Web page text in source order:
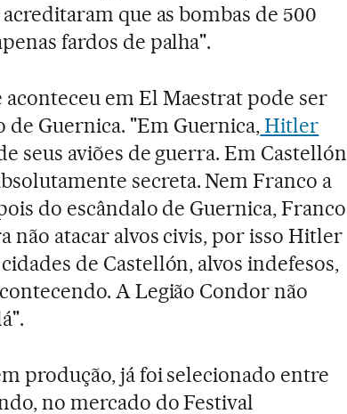
que as bombas de 500
fardos de palha".
aconteceu em El Maestrat pode ser
Guernica. "Em Guernica,Hitler
seus aviões de guerra. Em Castellón
secreta. Nem Franco a
do escândalo de Guernica, Franco
não atacar alvos civis, por isso Hitler
de Castellón, alvos indefesos,
A Legião Condor não
produção, já foi selecionado entre
no mercado do Festival